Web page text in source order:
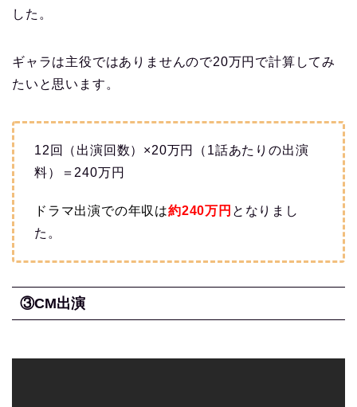
した。
ギャラは主役ではありませんので20万円で計算してみ
たいと思います。
12回（出演回数）×20万円（1話あたりの出演
料）＝240万円
ドラマ出演での年収は約240万円 となりまし
た。
③CM出演